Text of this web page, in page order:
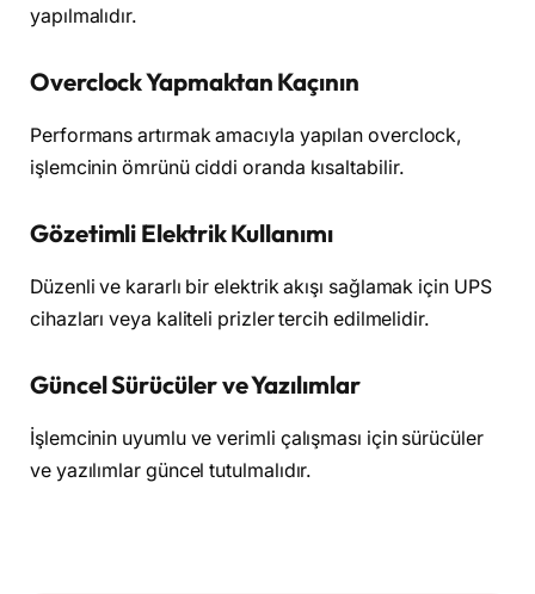
yapılmalıdır.
Overclock Yapmaktan Kaçının
Performans artırmak amacıyla yapılan overclock,
işlemcinin ömrünü ciddi oranda kısaltabilir.
Gözetimli Elektrik Kullanımı
Düzenli ve kararlı bir elektrik akışı sağlamak için UPS
cihazları veya kaliteli prizler tercih edilmelidir.
Güncel Sürücüler ve Yazılımlar
İşlemcinin uyumlu ve verimli çalışması için sürücüler
ve yazılımlar güncel tutulmalıdır.